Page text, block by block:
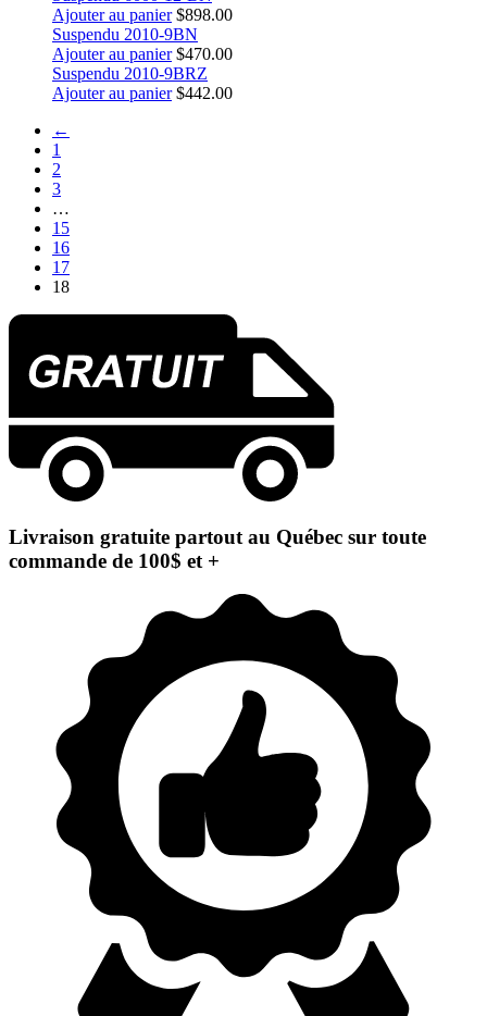
Ajouter au panier $898.00
Suspendu 2010-9BN
Ajouter au panier $470.00
Suspendu 2010-9BRZ
Ajouter au panier $442.00
←
1
2
3
…
15
16
17
18
Livraison gratuite partout au Québec sur toute
commande de 100$ et +